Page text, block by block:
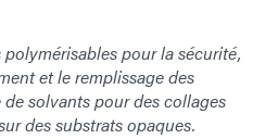
pour la sécurité,
et le remplissage des
de solvants pour des collages
des substrats opaques.